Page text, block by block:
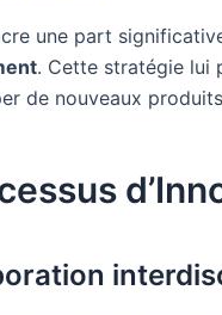
une part
. Cette stratégie lui
de nouveaux